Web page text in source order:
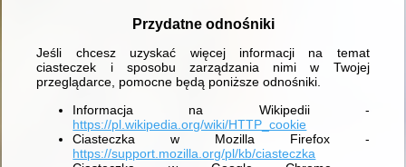
Przydatne odnośniki
Jeśli chcesz uzyskać więcej informacji na temat
ciasteczek i sposobu zarządzania nimi w Twojej
przeglądarce, pomocne będą poniższe odnośniki.
Informacja na Wikipedii -
https://pl.wikipedia.org/wiki/HTTP_cookie
Ciasteczka w Mozilla Firefox -
https://support.mozilla.org/pl/kb/ciasteczka